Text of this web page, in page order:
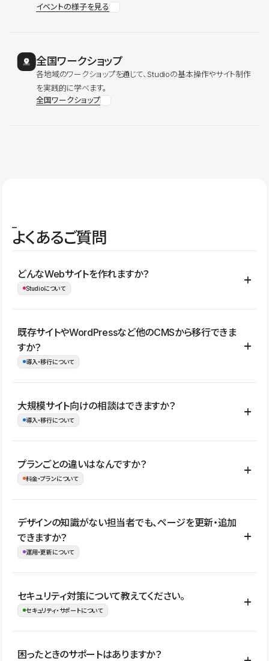
イベントの様子を見る
全国ワークショップ
各地域のワークショップを通じて、Studioの基本操作やサイト制作
を実践的に学べます。
全国ワークショップ
よくあるご質問
どんなWebサイトを作れますか？
Studioについて
コーポレートサイト、サービスサイト、LP、採用サイト、ブロ
グ・メディア、イベントサイト、店舗・商品紹介サイト、ポートフ
ォリオなど幅広く制作できます。
既存サイトやWordPressなど他のCMSから移行できま
すか？
導入・移行について
はい。既存サイトの構成やコンテンツ、URLを整理したうえで、
Studio上に再構築する形で移行できます。 WordPressの場合は、
イト全体のデザインや設定がそのまま移行されるわけではないた
め、移行後にページ構成やデザイン、CMS設計、URL・リダイレク
大規模サイト向けの相談はできますか？
導入・移行について
はい。アクセス規模が大きいサイトや、複数部門での運用、権限管
理、セキュリティ確認、既存システムとの連携など、個別の要件が
ない段階でも、お問い合わせください。
お問合せはこちら
プランごとの違いはなんですか？
料金・プランについて
公開ページ数、バージョン履歴の期間、CMS利用数の上限、権限
管理の有無などがプランごとに異なります。詳しくは料金プランペ
ージをご覧ください。
デザインの知識がない担当者でも、ページを更新・追加
できますか？
運用・更新について
はい。CMSやコンポーネントを活用して更新範囲を設計しておく
ことで、デザインを崩しにくい状態で運用できます。 さらにコン
ながらレイアウトに影響を与えずに更新作業を進めやすくなりま
セキュリティ対策について教えてください。
セキュリティ・サポートについて
Studioでは、公開サイトやサービスを安全に利用できるよう、通信
困ったときのサポートはありますか？